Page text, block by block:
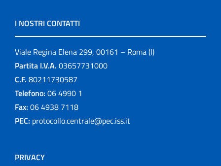
I NOSTRI CONTATTI
Viale Regina Elena 299, 00161 – Roma (I)
Partita I.V.A. 03657731000
C.F. 80211730587
Telefono: 06 4990 1
Fax: 06 4938 7118
PEC: protocollo.centrale@pec.iss.it
PRIVACY